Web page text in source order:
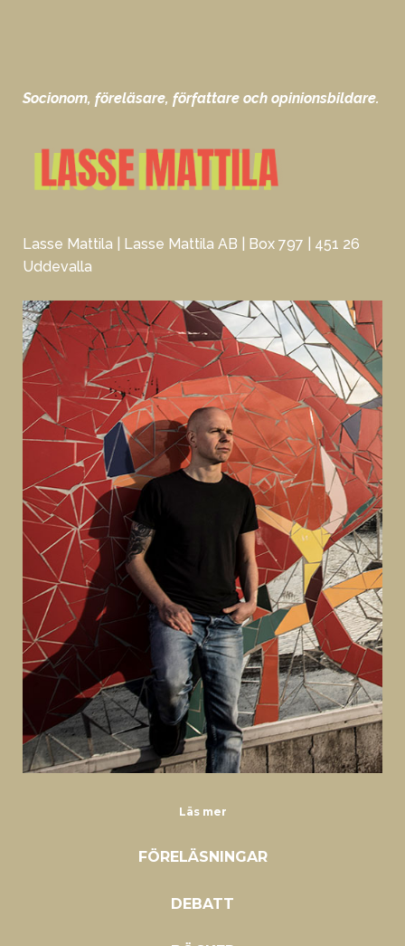
Socionom, föreläsare, författare och opinionsbildare.
Lasse Mattila | Lasse Mattila AB | Box 797 | 451 26
Uddevalla
Läs mer
FÖRELÄSNINGAR
DEBATT